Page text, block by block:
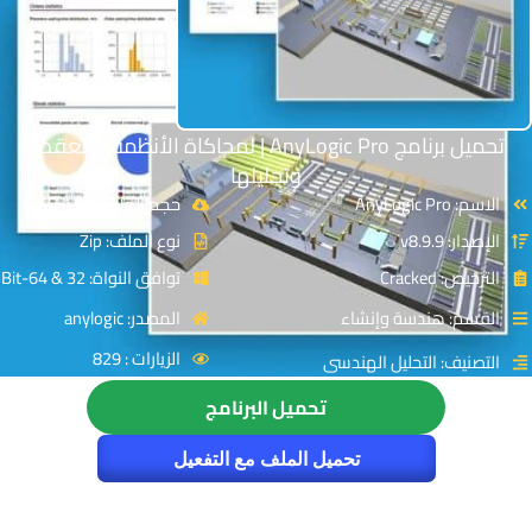
تحميل برنامج AnyLogic Pro | لمحاكاة الأنظمة المعقدة
وتحليلها
الاسم: AnyLogic Pro
الإصدار: v8.9.9
الترخيص: Cracked
القسم: هندسة وإنشاء
التصنيف: التحليل الهندسى
حجم الملف: 1.06 GB
نوع الملف: Zip
توافق النواة: 32 & 64-Bit
المصدر: anylogic
الزيارات : 829
تحميل البرنامج
تحميل الملف مع التفعيل